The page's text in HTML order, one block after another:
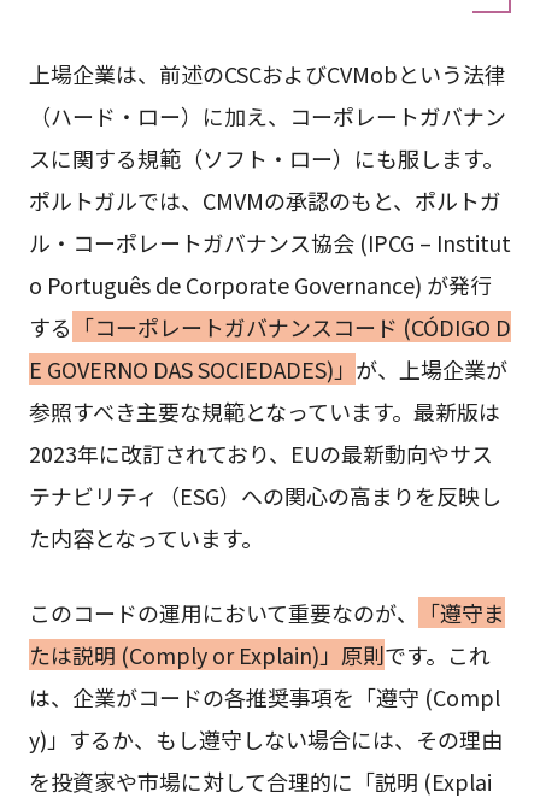
上場企業は、前述のCSCおよびCVMobという法律
（ハード・ロー）に加え、コーポレートガバナン
スに関する規範（ソフト・ロー）にも服します。
ポルトガルでは、CMVMの承認のもと、ポルトガ
ル・コーポレートガバナンス協会 (IPCG – Institut
o Português de Corporate Governance) が発行
する 「コーポレートガバナンスコード (CÓDIGO D
E GOVERNO DAS SOCIEDADES)」 が、上場企業が
参照すべき主要な規範となっています。最新版は
2023年に改訂されており、EUの最新動向やサス
テナビリティ（ESG）への関心の高まりを反映し
た内容となっています。
このコードの運用において重要なのが、
「遵守ま
たは説明 (Comply or Explain)」原則です。これ
は、企業がコードの各推奨事項を「遵守 (Compl
y)」するか、もし遵守しない場合には、その理由
を投資家や市場に対して合理的に「説明 (Explai